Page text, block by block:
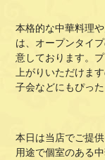
本格的な中華料理
は、オープンタイ
意しております。
上がりいただけま
子会などにもぴった
本日は当店でご提
用途で個室のある